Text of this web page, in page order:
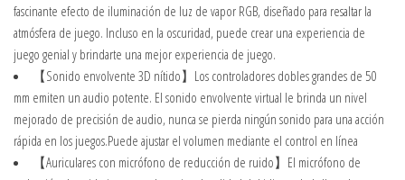
fascinante efecto de iluminación de luz de vapor RGB, diseñado para resaltar la
atmósfera de juego. Incluso en la oscuridad, puede crear una experiencia de
juego genial y brindarte una mejor experiencia de juego.
【Sonido envolvente 3D nítido】Los controladores dobles grandes de 50
mm emiten un audio potente. El sonido envolvente virtual le brinda un nivel
mejorado de precisión de audio, nunca se pierda ningún sonido para una acción
rápida en los juegos.Puede ajustar el volumen mediante el control en línea
【Auriculares con micrófono de reducción de ruido】El micrófono de